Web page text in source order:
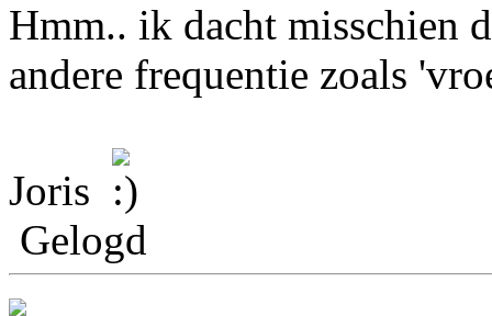
Hmm.. ik dacht misschien
andere frequentie zoals
Joris
Gelogd